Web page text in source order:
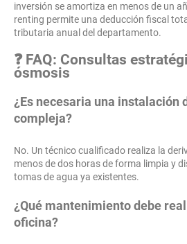
inversión se amortiza en menos de un
renting permite una deducción fiscal
tributaria anual del departamento.
❓ FAQ: Consultas
ósmosis
¿Es necesaria una instalación
compleja?
No. Un técnico cualificado realiza la
menos de dos horas de forma limpia y
tomas de agua ya existentes.
¿Qué mantenimiento debe
oficina?